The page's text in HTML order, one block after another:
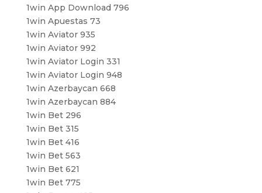
1win App Download 796
1win Apuestas 73
1win Aviator 935
1win Aviator 992
1win Aviator Login 331
1win Aviator Login 948
1win Azerbaycan 668
1win Azerbaycan 884
1win Bet 296
1win Bet 315
1win Bet 416
1win Bet 563
1win Bet 621
1win Bet 775